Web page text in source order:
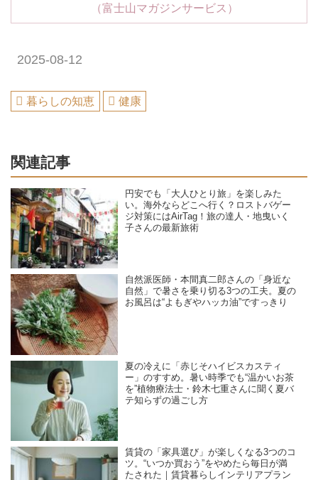
（富士山マガジンサービス）
2025-08-12
暮らしの知恵 健康
関連記事
円安でも「大人ひとり旅」を楽しみた
い。海外ならどこへ行く？ロストバゲー
ジ対策にはAirTag！旅の達人・地曳いく
子さんの最新旅術
自然派医師・本間真二郎さんの「身近な
自然」で暑さを乗り切る3つの工夫。夏の
お風呂は“よもぎやハッカ油”ですっきり
夏の冷えに「赤じそハイビスカスティ
ー」のすすめ。暑い時季でも“温かいお茶
を”植物療法士・鈴木七重さんに聞く夏バ
テ知らずの過ごし方
賃貸の「家具選び」が楽しくなる3つのコ
ツ。“いつか買おう”をやめたら毎日が満
たされた｜賃貸暮らしインテリアプラン